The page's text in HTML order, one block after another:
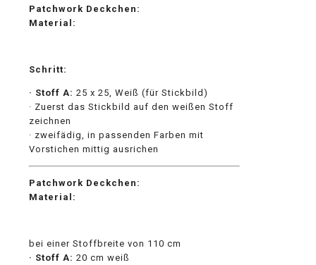
Patchwork Deckchen:
Material:
Schritt:
· Stoff A: 25 x 25, Weiß (für Stickbild)
· Zuerst das Stickbild auf den weißen Stoff
zeichnen
· zweifädig, in passenden Farben mit
Vorstichen mittig ausrichen
Patchwork Deckchen:
Material:
bei einer Stoffbreite von 110 cm
· Stoff A: 20 cm weiß